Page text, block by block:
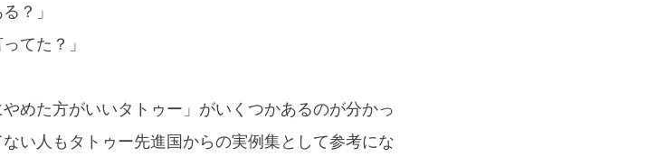
？」
てた？」
めた方がいいタトゥー」がいくつかあるのが分かっ
い人もタトゥー先進国からの実例集として参考にな